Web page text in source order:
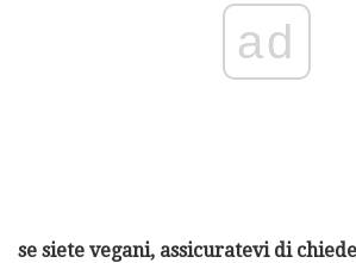
ad
se siete vegani, assicuratevi di